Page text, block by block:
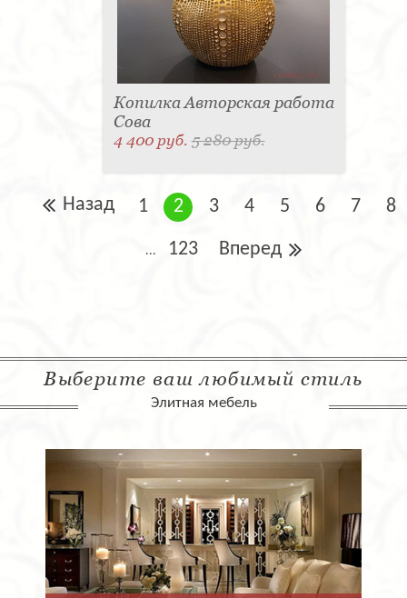
Копилка Авторская работа
Сова
4 400 руб.5 280 руб.
Назад 1 2 3 4 5 6 7 8
... 123 Вперед
Выберите ваш любимый стиль
Элитная мебель